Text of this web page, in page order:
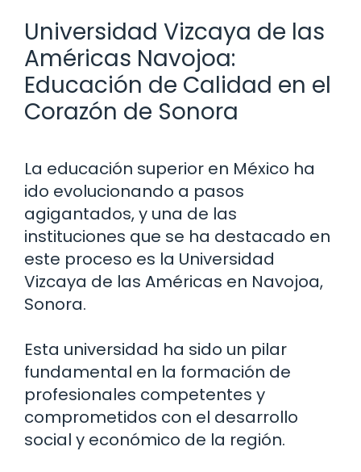
Universidad Vizcaya de las
Américas Navojoa:
Educación de Calidad en el
Corazón de Sonora
La educación superior en México ha
ido evolucionando a pasos
agigantados, y una de las
instituciones que se ha destacado en
este proceso es la Universidad
Vizcaya de las Américas en Navojoa,
Sonora.
Esta universidad ha sido un pilar
fundamental en la formación de
profesionales competentes y
comprometidos con el desarrollo
social y económico de la región.